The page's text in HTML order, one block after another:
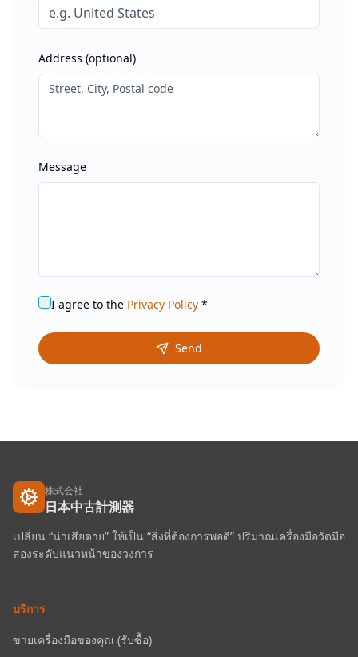
Address (optional)
Message
I agree to the Privacy Policy *
Send
株式会社
日本中古計測器
เปลี่ยน “น่าเสียดาย” ให้เป็น “สิ่งที่ต้องการพอดี” ปริมาณเครื่องมือวัดมือ
สองระดับแนวหน้าของวงการ
บริการ
ขายเครื่องมือของคุณ (รับซื้อ)